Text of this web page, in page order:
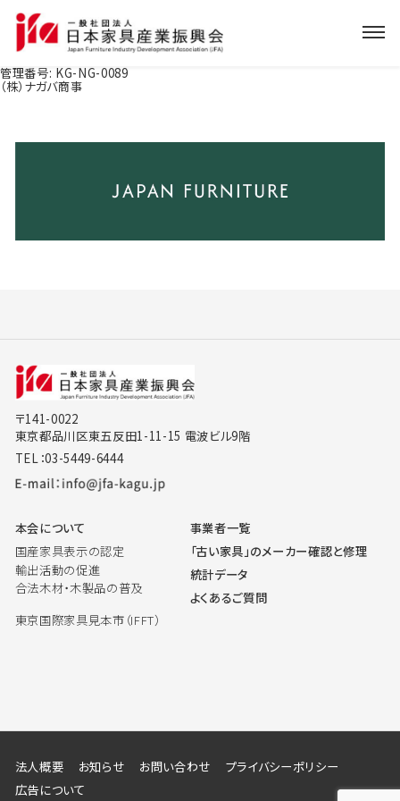
管理番号: KG-NG-0089
（株）ナガバ商事
〒141-0022
東京都品川区東五反田1-11-15 電波ビル9階
TEL：03-5449-6444
本会について
国産家具表示の認定
輸出活動の促進
合法木材・木製品の普及
東京国際家具見本市（IFFT）
事業者一覧
「古い家具」のメーカー確認と修理
統計データ
よくあるご質問
法人概要 お知らせ お問い合わせ
プライバシーポリシー
広告について